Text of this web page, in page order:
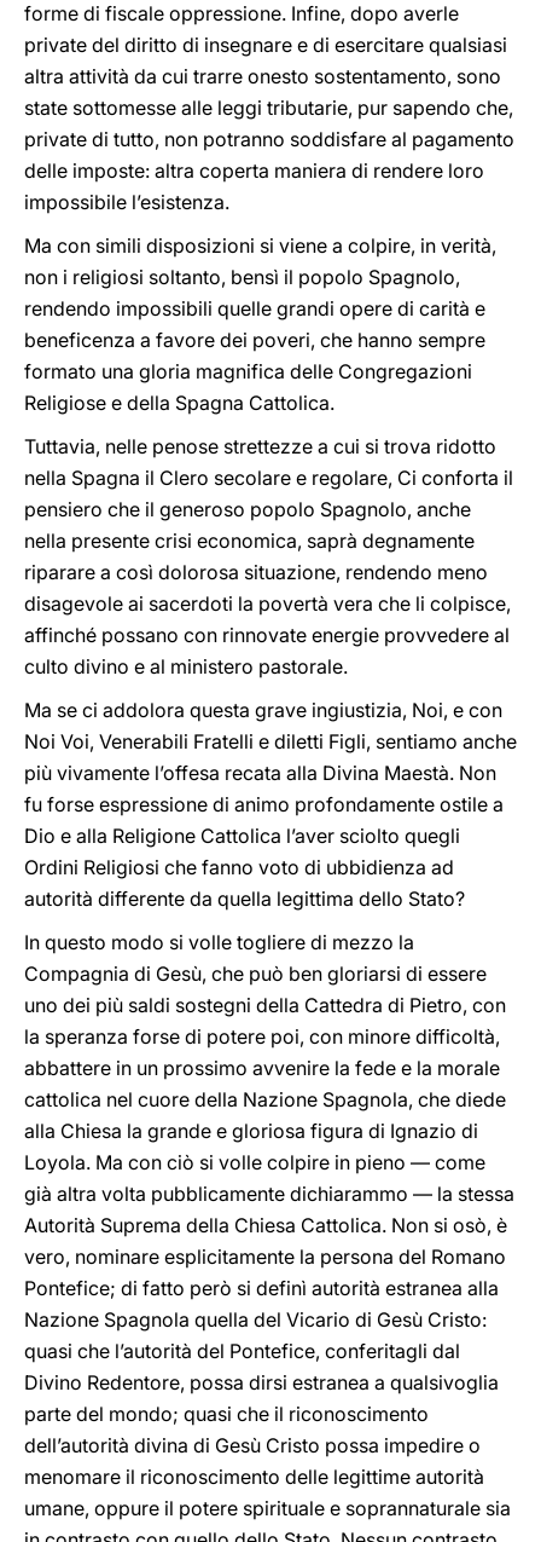
forme di fiscale oppressione. Infine, dopo averle
private del diritto di insegnare e di esercitare qualsiasi
altra attività da cui trarre onesto sostentamento, sono
state sottomesse alle leggi tributarie, pur sapendo che,
private di tutto, non potranno soddisfare al pagamento
delle imposte: altra coperta maniera di rendere loro
impossibile l’esistenza.
Ma con simili disposizioni si viene a colpire, in verità,
non i religiosi soltanto, bensì il popolo Spagnolo,
rendendo impossibili quelle grandi opere di carità e
beneficenza a favore dei poveri, che hanno sempre
formato una gloria magnifica delle Congregazioni
Religiose e della Spagna Cattolica.
Tuttavia, nelle penose strettezze a cui si trova ridotto
nella Spagna il Clero secolare e regolare, Ci conforta il
pensiero che il generoso popolo Spagnolo, anche
nella presente crisi economica, saprà degnamente
riparare a così dolorosa situazione, rendendo meno
disagevole ai sacerdoti la povertà vera che li colpisce,
affinché possano con rinnovate energie provvedere al
culto divino e al ministero pastorale.
Ma se ci addolora questa grave ingiustizia, Noi, e con
Noi Voi, Venerabili Fratelli e diletti Figli, sentiamo anche
più vivamente l’offesa recata alla Divina Maestà. Non
fu forse espressione di animo profondamente ostile a
Dio e alla Religione Cattolica l’aver sciolto quegli
Ordini Religiosi che fanno voto di ubbidienza ad
autorità differente da quella legittima dello Stato?
In questo modo si volle togliere di mezzo la
Compagnia di Gesù, che può ben gloriarsi di essere
uno dei più saldi sostegni della Cattedra di Pietro, con
la speranza forse di potere poi, con minore difficoltà,
abbattere in un prossimo avvenire la fede e la morale
cattolica nel cuore della Nazione Spagnola, che diede
alla Chiesa la grande e gloriosa figura di Ignazio di
Loyola. Ma con ciò si volle colpire in pieno — come
già altra volta pubblicamente dichiarammo — la stessa
Autorità Suprema della Chiesa Cattolica. Non si osò, è
vero, nominare esplicitamente la persona del Romano
Pontefice; di fatto però si definì autorità estranea alla
Nazione Spagnola quella del Vicario di Gesù Cristo:
quasi che l’autorità del Pontefice, conferitagli dal
Divino Redentore, possa dirsi estranea a qualsivoglia
parte del mondo; quasi che il riconoscimento
dell’autorità divina di Gesù Cristo possa impedire o
menomare il riconoscimento delle legittime autorità
umane, oppure il potere spirituale e soprannaturale sia